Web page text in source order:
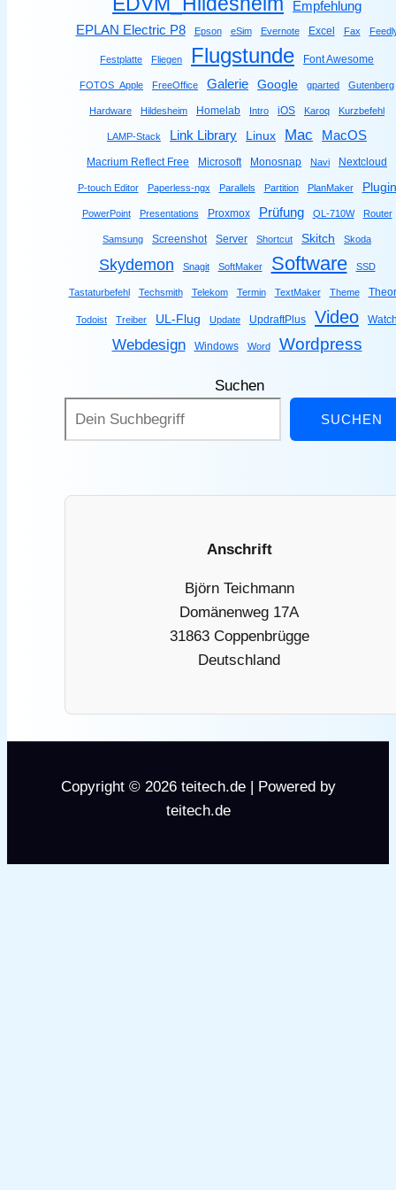
Empfehlung
EPLAN Electric P8 Epson eSim Evernote Excel Fax
Festplatte Fliegen Flugstunde Font Awesome
FOTOS_Apple FreeOffice Galerie Google gparted Gutenberg
Hardware Hildesheim Homelab Intro iOS Karoq Kurzbefehl
LAMP-Stack Link Library Linux Mac MacOS
Macrium Reflect Free Microsoft Monosnap Navi Nextcloud
P-touch Editor Paperless-ngx Parallels Partition PlanMaker Plugin
PowerPoint Presentations Proxmox Prüfung QL-710W Router
Samsung Screenshot Server Shortcut Skitch Skoda
Skydemon Snagit SoftMaker Software SSD
Tastaturbefehl Techsmith Telekom Termin TextMaker Theme
Todoist Treiber UL-Flug Update UpdraftPlus Video
Webdesign Windows Word Wordpress
Suchen
SUCHEN
Anschrift
Björn Teichmann
Domänenweg 17A
31863 Coppenbrügge
Deutschland
Copyright © 2026 teitech.de | Powered by
teitech.de